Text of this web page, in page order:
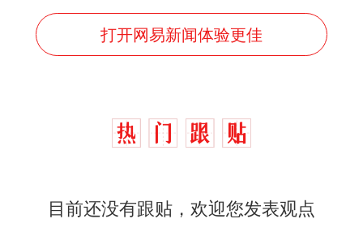
打开网易新闻体验更佳
目前还没有跟贴，欢迎您发表观点